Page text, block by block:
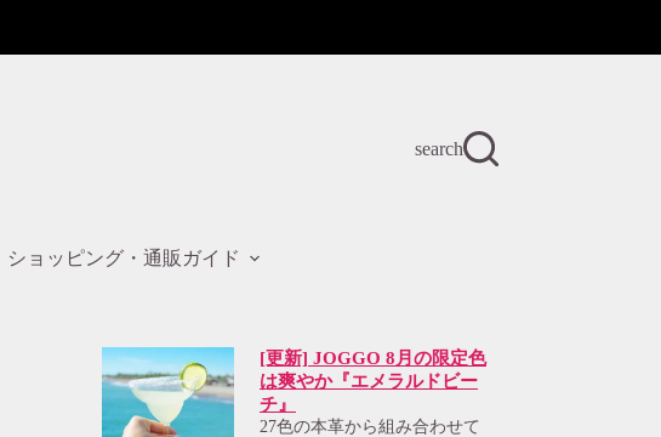
search
ショッピング・通販ガイド
[更新] JOGGO 8月の限定色
は爽やか『エメラルドビー
チ』
27色の本革から組み合わせて